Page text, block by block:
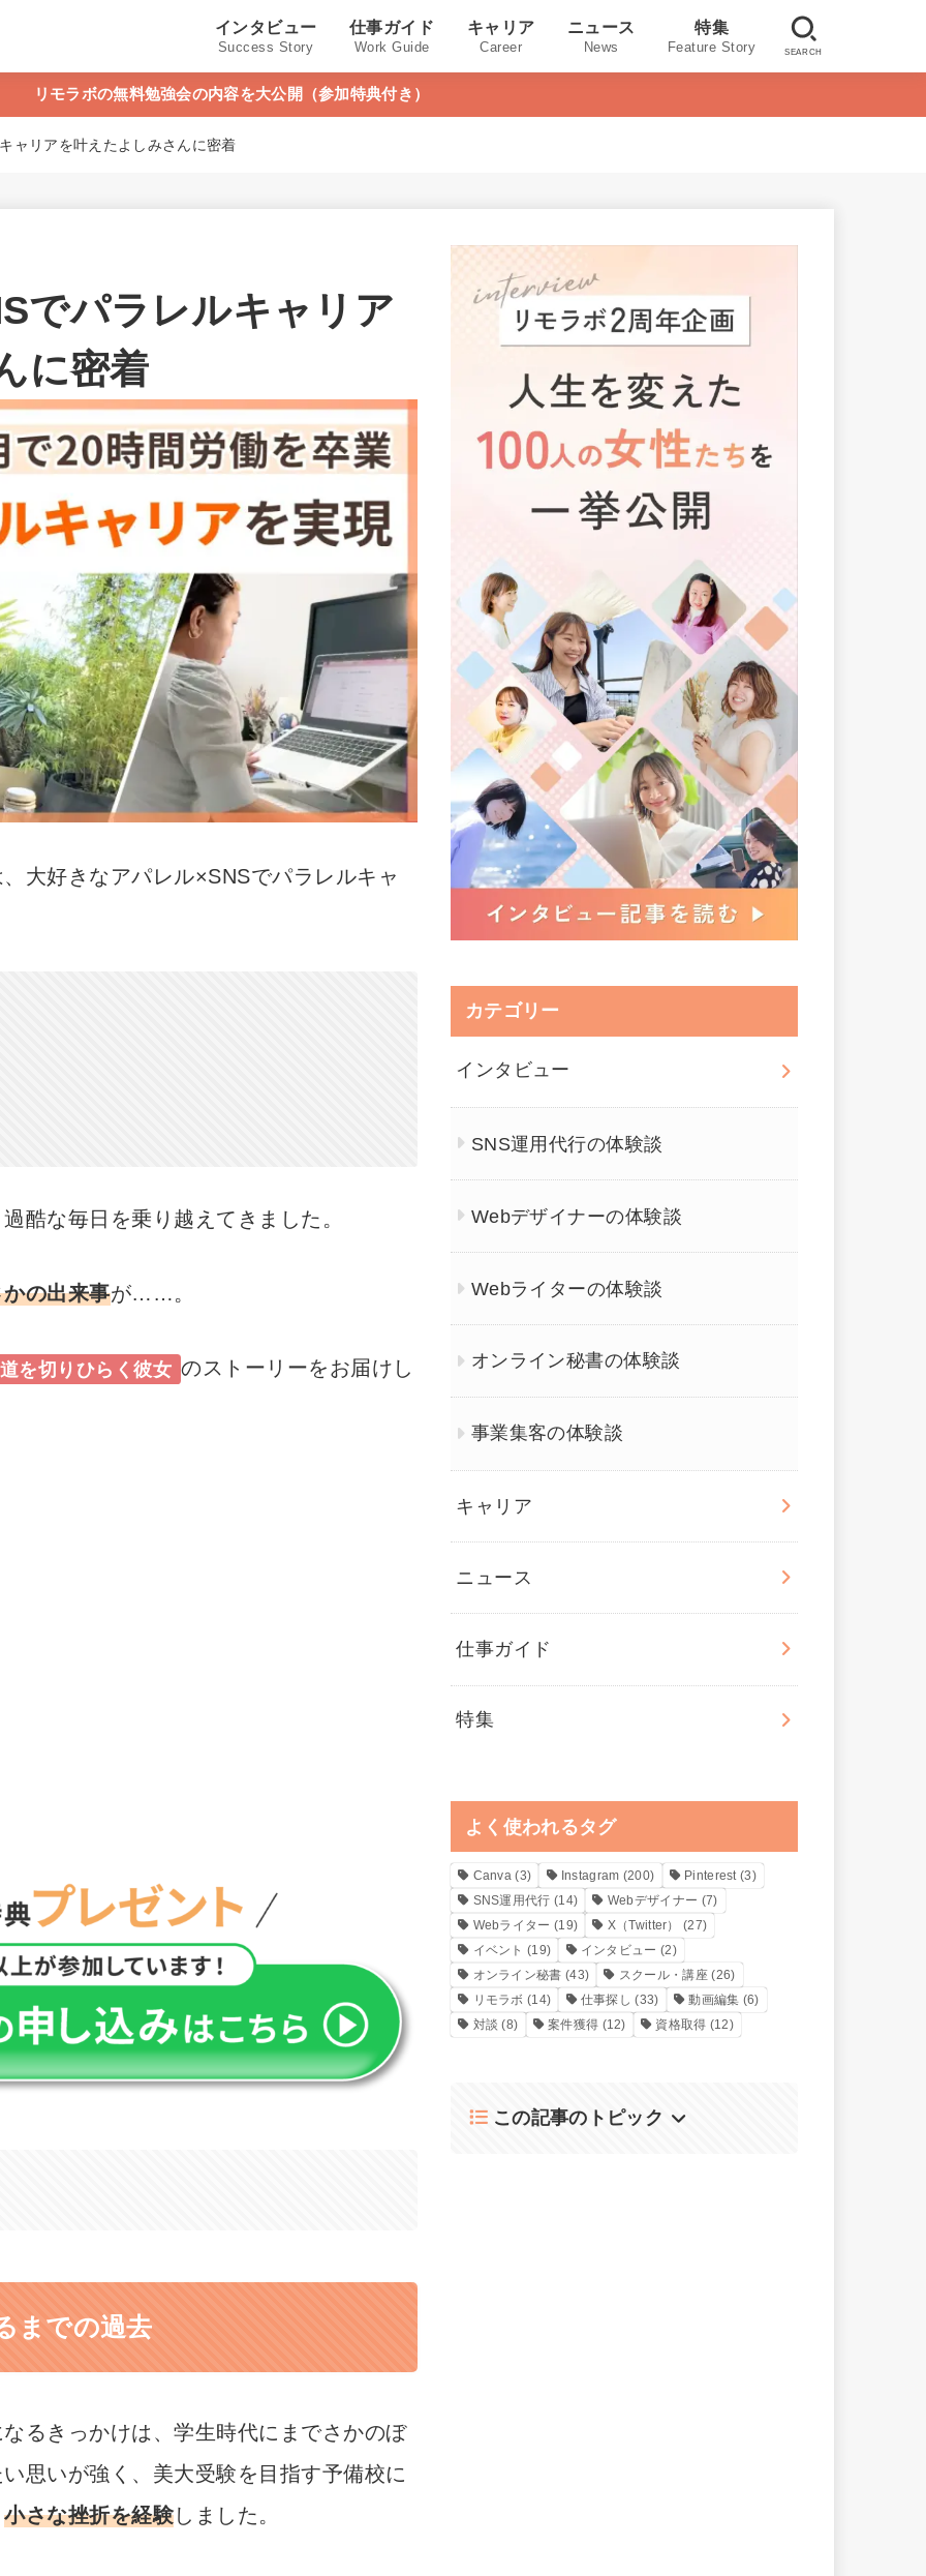
インタビュー
Success Story
仕事ガイド
Work Guide
キャリア
Career
ニュース
News
特集
Feature Story SEARCH
リモラボの無料勉強会の内容を大公開（参加特典付き）
ャリアを叶えたよしみさんに密着
でパラレルキャリア
に密着
大好きなアパレル×SNSでパラレルキャ
酷な毎日を乗り越えてきました。
の出来事が……。
を切りひらく彼女 のストーリーをお届けし
までの過去
るきっかけは、学生時代にまでさかのぼ
思いが強く、美大受験を目指す予備校に
小さな挫折を経験しました。
カテゴリー
インタビュー
SNS運用代行の体験談
Webデザイナーの体験談
Webライターの体験談
オンライン秘書の体験談
事業集客の体験談
キャリア
ニュース
仕事ガイド
特集
よく使われるタグ
Canva (3) Instagram (200) Pinterest (3)
SNS運用代行 (14) Webデザイナー (7)
Webライター (19) X（Twitter）
(27)
イベント (19) インタビュー (2)
オンライン秘書 (43) スクール・講座(26)
リモラボ (14) 仕事探し (33) 動画編集 (6)
対談 (8) 案件獲得 (12) 資格取得 (12)
この記事のトピック